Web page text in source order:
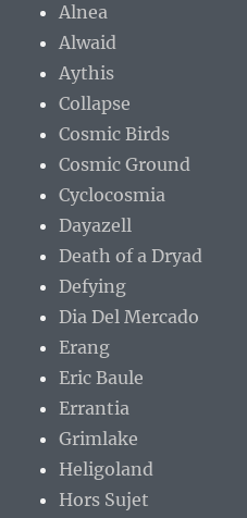
Alnea
Alwaid
Aythis
Collapse
Cosmic Birds
Cosmic Ground
Cyclocosmia
Dayazell
Death of a Dryad
Defying
Dia Del Mercado
Erang
Eric Baule
Errantia
Grimlake
Heligoland
Hors Sujet